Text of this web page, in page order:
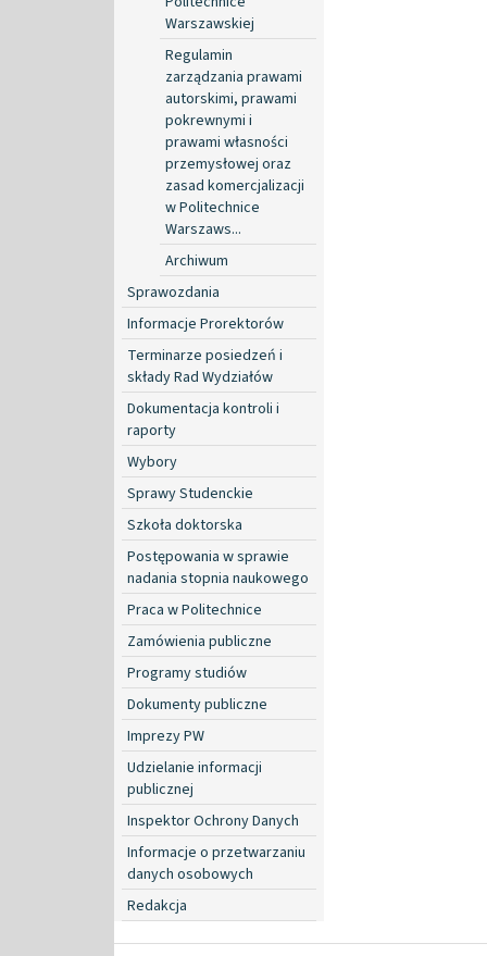
Warszawskiej
Regulamin
zarządzania prawami
autorskimi, prawami
pokrewnymi i
prawami własności
przemysłowej oraz
zasad komercjalizacji
w Politechnice
Warszaws...
Archiwum
Sprawozdania
Informacje Prorektorów
Terminarze posiedzeń i
składy Rad Wydziałów
Dokumentacja kontroli i
raporty
Wybory
Sprawy Studenckie
Szkoła doktorska
Postępowania w sprawie
nadania stopnia naukowego
Praca w Politechnice
Zamówienia publiczne
Programy studiów
Dokumenty publiczne
Imprezy PW
Udzielanie informacji
publicznej
Inspektor Ochrony Danych
Informacje o przetwarzaniu
danych osobowych
Redakcja